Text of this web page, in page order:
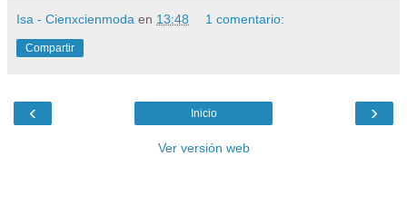
Isa - Cienxcienmoda en 13:48 1 comentario:
Compartir
‹ ›
Inicio
Ver versión web